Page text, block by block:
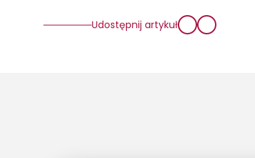
Udostępnij artykuł